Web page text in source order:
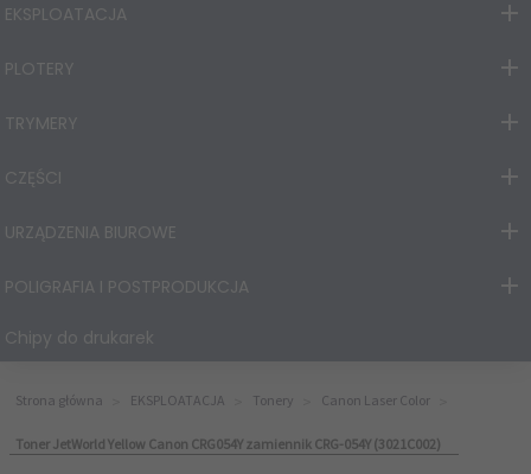
EKSPLOATACJA
PLOTERY
TRYMERY
CZĘŚCI
URZĄDZENIA BIUROWE
POLIGRAFIA I POSTPRODUKCJA
Chipy do drukarek
Strona główna EKSPLOATACJA Tonery Canon Laser Color
Toner JetWorld Yellow Canon CRG054Y zamiennik CRG-054Y (3021C002)